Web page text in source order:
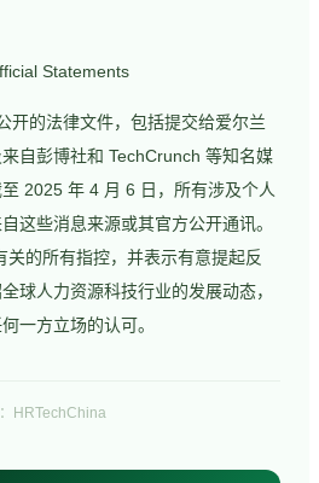
Statements
开的法律文件，包括提交给爱尔兰
自彭博社和 TechCrunch 等知名媒
2025 年 4 月 6 日，所有涉及个人
这些消息来源或其官方公开通讯。
关的所有指控，并表示有意提起反
球人力资源科技行业的发展动态，
一方立场的认可。
HRTechChina